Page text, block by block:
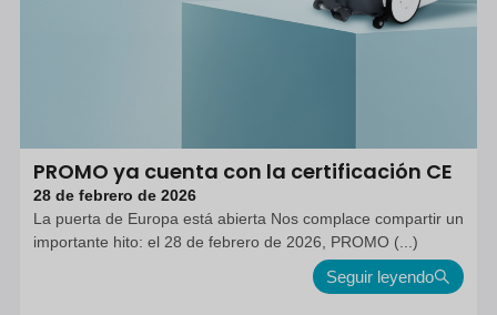
PROMO ya cuenta con la certificación CE
28 de febrero de 2026
La puerta de Europa está abierta Nos complace compartir un
importante hito: el 28 de febrero de 2026, PROMO (...)
Seguir leyendo